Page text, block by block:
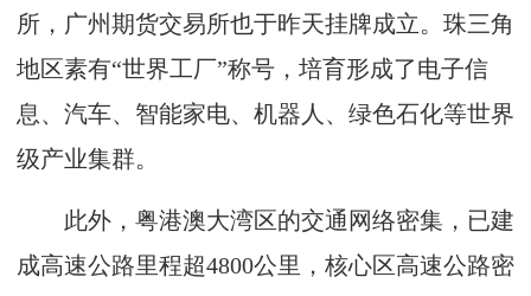
所，广州期货交易所也于昨天挂牌成立。珠三角
地区素有“世界工厂”称号，培育形成了电子信
息、汽车、智能家电、机器人、绿色石化等世界
级产业集群。
此外，粤港澳大湾区的交通网络密集，已建
成高速公路里程超4800公里，核心区高速公路密